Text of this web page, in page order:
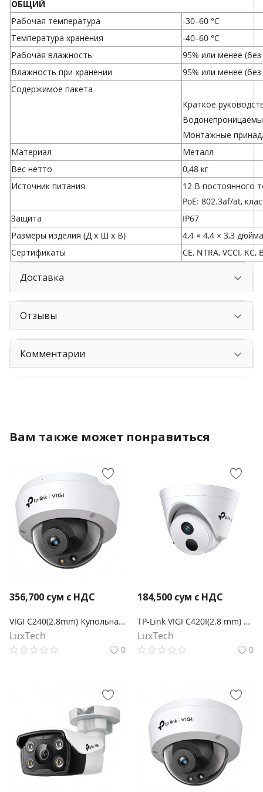
ОБЩИЙ
Рабочая температура
-30–60 °С
Температура хранения
-40–60 °С
Рабочая влажность
95% или менее
Влажность при хранении
95% или менее
Содержимое пакета
Краткое
Монтажные
Материал
Металл
Вес нетто
0,48 кг
Источник питания
12 В постоянного
PoE: 802.3af/at,
Защита
IP67
Размеры изделия (Д x Ш x В)
4,4 × 4,4 × 3,3
Сертификаты
CE, NTRA, VCCI, KC,
Доставка
Отзывы
Комментарии
Вам также может понравиться
356,700 сум с НДС
VIGI C240(2.8mm) Купольная камера 4МП с цветным ночным видением
LuxTech
0
184,500 сум с НДС
TP-Link VIGI C420I(2.8 mm) Турельная камера 2 Мп с ИК‑подсветкой
LuxTech
0